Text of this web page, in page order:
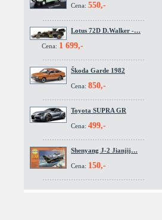
Cena: 550,-
Lotus 72D D.Walker -…
Cena: 1 699,-
Škoda Garde 1982
Cena: 850,-
Toyota SUPRA GR
Cena: 499,-
Shenyang J-2 Jianjij…
Cena: 150,-